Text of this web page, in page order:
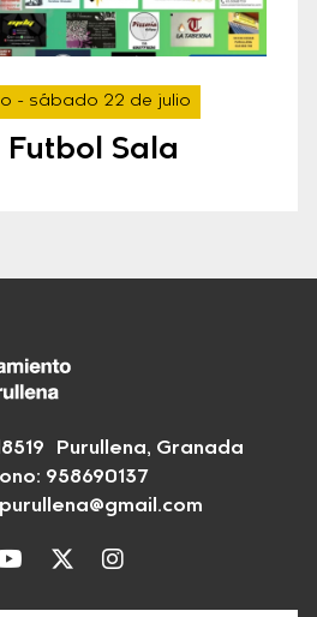
- sábado 22 de julio
Futbol Sala
Purullena, Granada
958690137